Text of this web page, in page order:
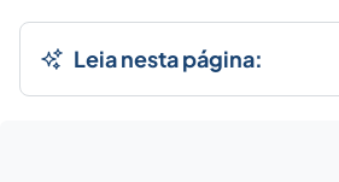
Leia nesta página: